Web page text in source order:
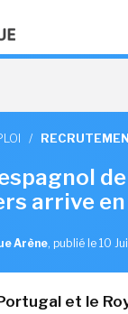
/
arrive
Arène, publié le 10
et le